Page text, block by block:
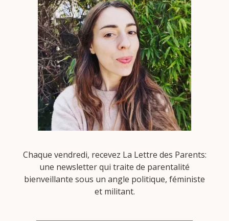
Chaque vendredi, recevez La Lettre des Parents:
une newsletter qui traite de parentalité
bienveillante sous un angle politique, féministe
et militant.